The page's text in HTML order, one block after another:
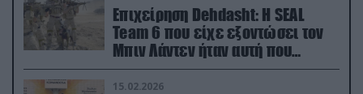
Επιχείρηση Dehdasht: Η SEAL
Team 6 που είχε εξοντώσει τον
Μπιν Λάντεν ήταν αυτή που
διέσωσε τον πιλότο του F-15
15.02.2026